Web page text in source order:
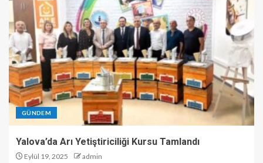
GÜNDEM
Yalova’da Arı Yetiştiriciliği Kursu Tamlandı
Eylül 19, 2025 admin